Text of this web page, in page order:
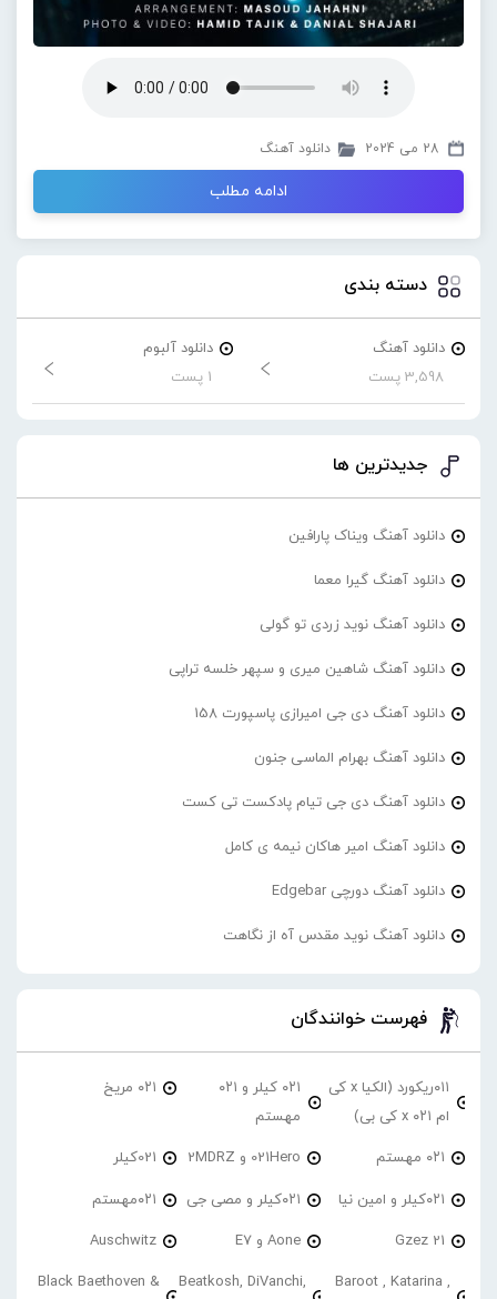
28 می 2024 دانلود آهنگ
ادامه مطلب
دسته بندی
دانلود آهنگ
3,598 پست
دانلود آلبوم
1 پست
جدیدترین ها
دانلود آهنگ ویناک پارافین
دانلود آهنگ گیرا معما
دانلود آهنگ نوید زردی تو گولی
دانلود آهنگ شاهین میری و سپهر خلسه تراپی
دانلود آهنگ دی جی امیرازی پاسپورت 158
دانلود آهنگ بهرام الماسی جنون
دانلود آهنگ دی جی تیام پادکست تی کست
دانلود آهنگ امیر هاکان نیمه ی کامل
دانلود آهنگ دورچی Edgebar
دانلود آهنگ نوید مقدس آه از نگاهت
فهرست خوانندگان
۰۱۱ریکورد (الکیا x کی
ام ۰۲۱ x کی بی)
۰۲۱ کیلر و ۰۲۱
مهستم
۰۲۱ مریخ
۰۲۱ مهستم 021Hero و 2MDRZ 021کیلر
۰۲۱کیلر و امین نیا ۰۲۱کیلر و مصی جی ۰۲۱مهستم
21 Gzez Aone و E7 Auschwitz
Baroot , Katarina ,
Beatkosh, DiVanchi,
Black Baethoven &